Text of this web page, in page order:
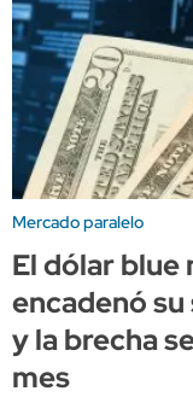
Mercado paralelo
El dólar blue
encadenó
y la brecha
mes